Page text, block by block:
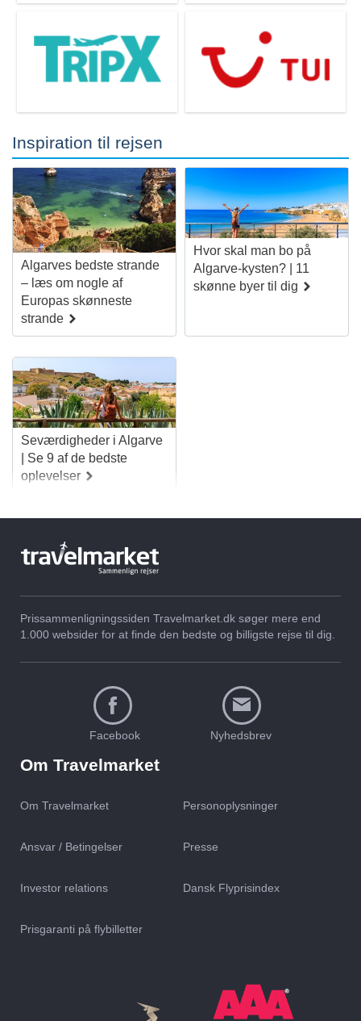
Rejser til
Praia da Rocha Alvor
Vilamoura
Inspiration til rejsen
Algarves bedste strande
– læs om nogle af
Europas skønneste
strande
Hvor skal man bo på
Algarve-kysten? | 11
skønne byer til dig
Seværdigheder i Algarve
| Se 9 af de bedste
oplevelser
Prissammenligningssiden Travelmarket.dk søger mere end
1.000 websider for at finde den bedste og billigste rejse til dig.
Facebook Nyhedsbrev
Om Travelmarket
Om Travelmarket Personoplysninger
Ansvar / Betingelser Presse
Investor relations Dansk Flyprisindex
Prisgaranti på flybilletter